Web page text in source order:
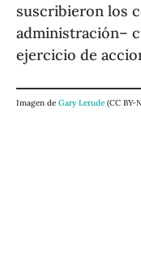
suscribieron los
administración–
ejercicio de
Imagen deGary Lerude (CC BY-